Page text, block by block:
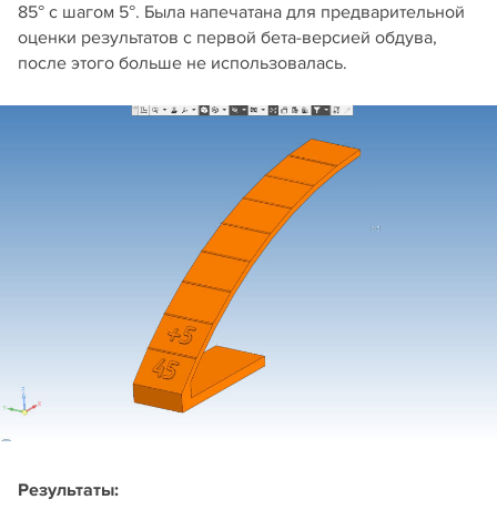
85° с шагом 5°. Была напечатана для предварительной
оценки результатов с первой бета-версией обдува,
после этого больше не использовалась.
Результаты: